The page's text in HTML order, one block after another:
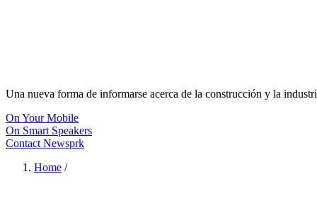
Una nueva forma de informarse acerca de la construcción y la
On Your Mobile
On Smart Speakers
Contact Newsprk
Home /